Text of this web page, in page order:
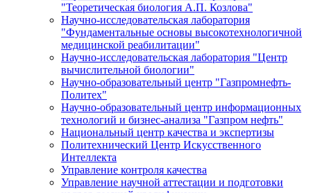
"Теоретическая биология А.П. Козлова"
Научно-исследовательская лаборатория
"Фундаментальные основы высокотехнологичной
медицинской реабилитации"
Научно-исследовательская лаборатория "Центр
вычислительной биологии"
Научно-образовательный центр "Газпромнефть-
Политех"
Научно-образовательный центр информационных
технологий и бизнес-анализа "Газпром нефть"
Национальный центр качества и экспертизы
Политехнический Центр Искусственного
Интеллекта
Управление контроля качества
Управление научной аттестации и подготовки